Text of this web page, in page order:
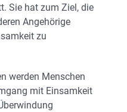
Sie hat zum Ziel, die
Angehörige
zu
werden Menschen
mit Einsamkeit